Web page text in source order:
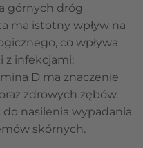
górnych dróg
ma istotny wpływ na
co wpływa
z infekcjami;
D ma znaczenie
zdrowych zębów.
nasilenia wypadania
skórnych.